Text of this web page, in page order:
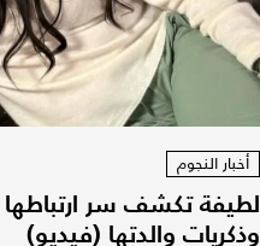
أخبار النجوم
لطيفة تكشف سر ارتباطها
وذكريات والدتها (فيديو)